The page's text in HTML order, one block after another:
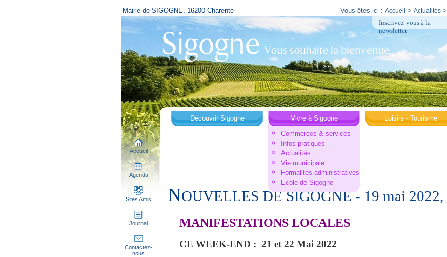
Mairie de SIGOGNE, 16200 Charente Vous êtes ici : Accueil > Actualités >
Inscrivez-vous à la
newsletter
Accueil
Agenda
Sites Amis
Journal
Contactez-
nous
Découvrir Sigogne
Vivre à Sigogne
Commerces & services
Infos pratiques
Actualités
Vie municipale
Formalités administratives
Ecole de Sigogne
Loisirs - Tourisme
NOUVELLES DE SIGOGNE - 19 mai 2022,
MANIFESTATIONS LOCALES
CE WEEK-END : 21 et 22 Mai 2022